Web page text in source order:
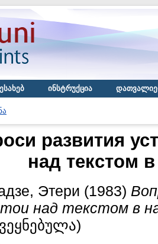
ინსტრუქცია
развития
над текстом
Этери (1983)
над текстом в